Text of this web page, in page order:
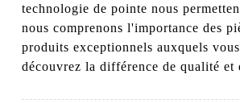
technologie de pointe nous
nous comprenons l'importance des
produits exceptionnels auxquels
découvrez la différence de qualité et